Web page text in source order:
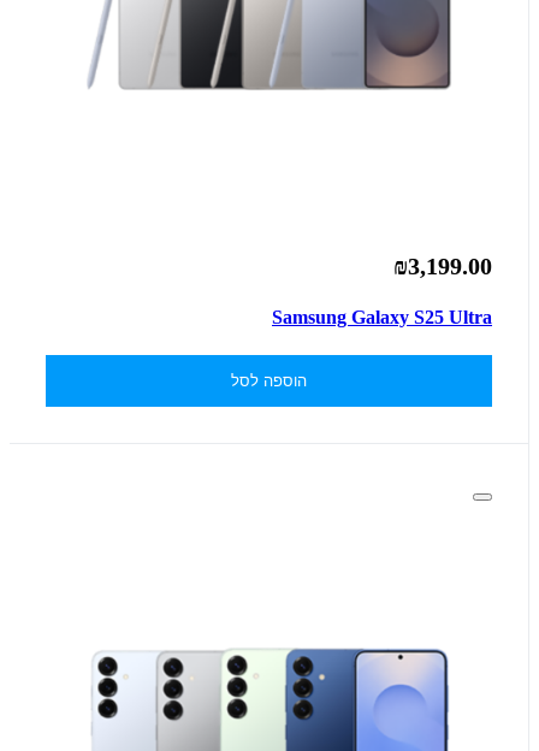
₪3,199.00
Samsung Galaxy S25 Ultra
הוספה לסל